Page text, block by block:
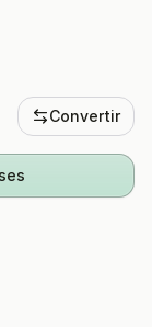
Convertir